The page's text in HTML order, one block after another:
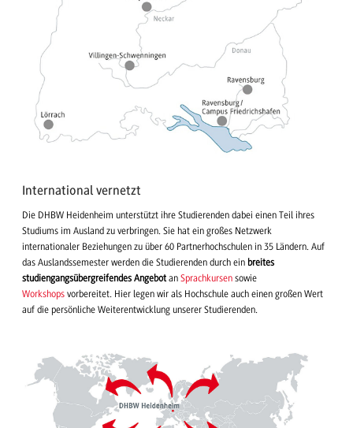
International vernetzt
Die DHBW Heidenheim unterstützt ihre Studierenden dabei einen Teil ihres
Studiums im Ausland zu verbringen. Sie hat ein großes Netzwerk
internationaler Beziehungen zu über 60 Partnerhochschulen in 35 Ländern. Auf
das Auslandssemester werden die Studierenden durch ein breites
studiengangsübergreifendes Angebotan Sprachkursen sowie
Workshops vorbereitet. Hier legen wir als Hochschule auch einen großen Wert
auf die persönliche Weiterentwicklung unserer Studierenden.